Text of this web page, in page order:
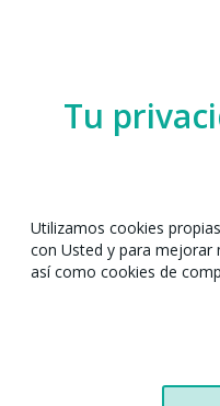
Tu
Utilizamos cookies
con Usted y para mejorar
así como cookies de
la diversidad
importancia de la
grupos de todo el
en la ciudad y sus